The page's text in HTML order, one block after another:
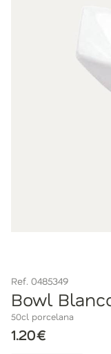
Ref. 0485349
Bowl
50cl porcelana
1.20€